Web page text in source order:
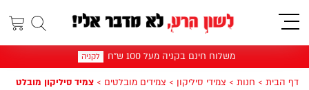
תפריט
משלוח חינם בקניה מעל 100 ש"ח לקניה
דף הבית > חנות > צמידי סיליקון > צמידים מובלטים > צמיד סיליקון מובלט